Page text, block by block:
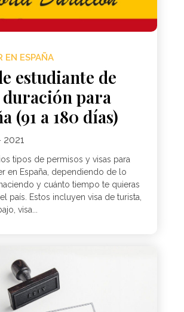
EN ESPAÑA
estudiante de
para
(91 a 180 días)
tipos de permisos y visas para
en España, dependiendo de lo
y cuánto tiempo te quieras
país. Estos incluyen visa de turista,
visa...